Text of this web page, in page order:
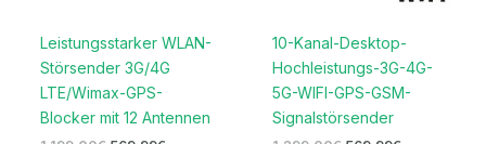
Leistungsstarker WLAN-
Störsender 3G/4G
LTE/Wimax-GPS-
Blocker mit 12 Antennen
10-Kanal-Desktop-
Hochleistungs-3G-4G-
5G-WIFI-GPS-GSM-
Signalstörsender